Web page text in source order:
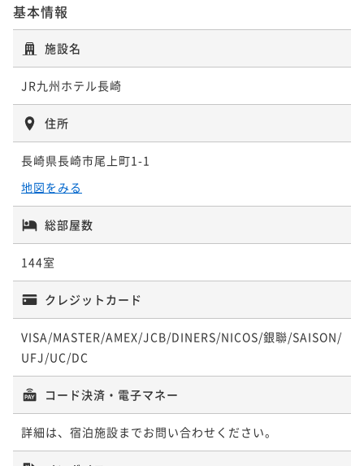
【地元長崎の食材を使用した朝ごはんで活力を】スタ
ンダード ＜朝食付＞
朝食付き 現地決済可 事前決済可
IN 14:00 - 24:00 OUT11:00
¥26,780~
基本情報
施設名
JR九州ホテル長崎
住所
長崎県長崎市尾上町1-1
地図をみる
総部屋数
144室
クレジットカード
VISA/MASTER/AMEX/JCB/DINERS/NICOS/銀聯/SAISON/
UFJ/UC/DC
コード決済・電子マネー
詳細は、宿泊施設までお問い合わせください。